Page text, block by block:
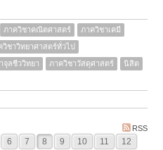
ภาควิชาคณิตศาสตร์
ภาควิชาเคมี
วิชาวิทยาศาสตร์ทั่วไป
จุลชีววิทยา ภาควิชาวัสดุศาสตร์
นิสิต
RSS
6 7 8 9 10 11
12